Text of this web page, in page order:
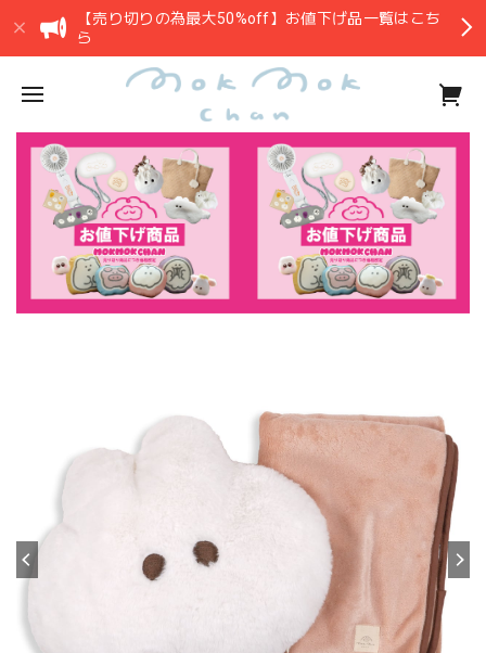
【売り切りの為最大50%off】お値下げ品一覧はこち
ら